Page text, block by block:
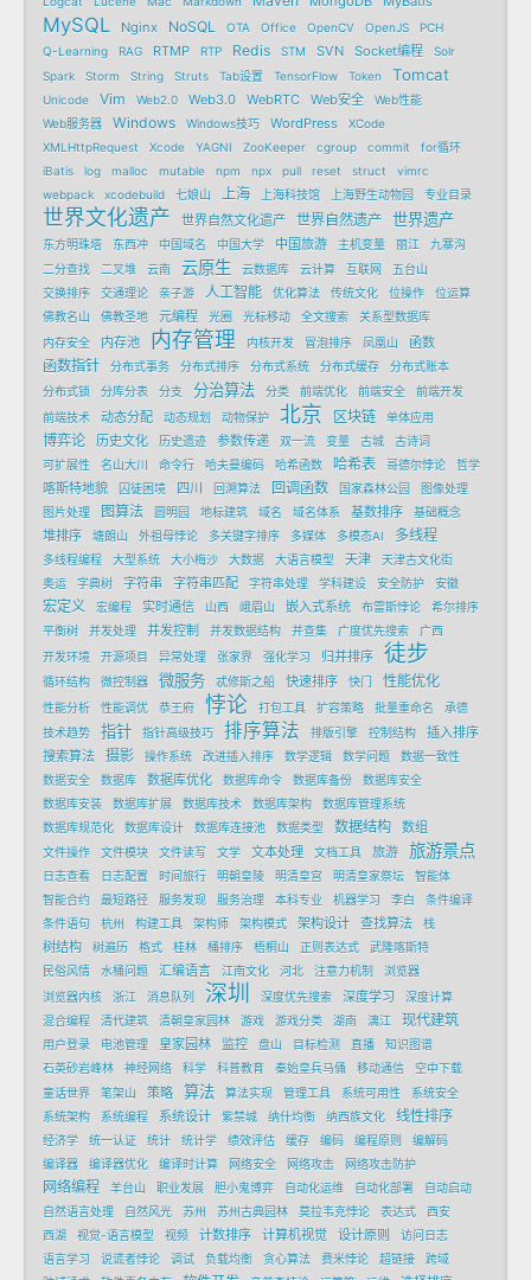
MySQL Nginx NoSQL OTA Office OpenCV OpenJS
PCH
Q-Learning
RAG RTMP RTP Redis STM SVN Socket编程
Solr
Spark
Storm String Struts Tab设置 TensorFlow Token Tomcat
Unicode Vim Web2.0 Web3.0 WebRTC Web安全
Web性能
Web服务器
Windows Windows技巧 WordPress
XCode
XMLHttpRequest
Xcode YAGNI ZooKeeper cgroup commit
for循环
iBatis
log malloc mutable npm npx pull reset struct
vimrc
webpack
xcodebuild 七娘山 上海 上海科技馆 上海野生动物园 专业目录
世界文化遗产 世界自然文化遗产 世界自然遗产 世界遗产
东方明珠塔 东西冲 中国域名 中国大学 中国旅游 主机变量 丽江
九寨沟
二分查找
二叉堆 云南 云原生 云数据库 云计算 互联网
五台山
交换排序
交通理论 亲子游 人工智能 优化算法 传统文化 位操作
位运算
佛教名山
佛教圣地 元编程 光圈 光标移动 全文搜索
关系型数据库
内存安全
内存池 内存管理 内核开发 冒泡排序 凤凰山 函数
函数指针 分布式事务 分布式排序 分布式系统 分布式缓存
分布式账本
分布式锁
分库分表 分支 分治算法 分类 前端优化 前端安全
前端开发
前端技术
动态分配 动态规划 动物保护 北京 区块链 单体应用
博弈论 历史文化 历史遗迹 参数传递 双一流 变量 古城
古诗词
可扩展性
名山大川 命令行 哈夫曼编码 哈希函数 哈希表 哥德尔悖论 哲学
喀斯特地貌 囚徒困境 四川 回溯算法 回调函数 国家森林公园
图像处理
图片处理
图算法 圆明园 地标建筑 域名 域名体系 基数排序 基础概念
堆排序 塘朗山 外祖母悖论 多关键字排序 多媒体 多模态AI 多线程
多线程编程 大型系统 大小梅沙 大数据 大语言模型 天津
天津古文化街
奥运
字典树 字符串 字符串匹配 字符串处理 学科建设 安全防护 安徽
宏定义 宏编程 实时通信 山西 峨眉山 嵌入式系统 布雷斯悖论
希尔排序
平衡树
并发处理 并发控制 并发数据结构 并查集 广度优先搜索
广西
开发环境
开源项目 异常处理 张家界 强化学习 归并排序 徒步
循环结构 微控制器 微服务 忒修斯之船 快速排序 快门 性能优化
性能分析 性能调优 恭王府 悖论 打包工具 扩容策略 批量重命名
承德
技术趋势
指针 指针高级技巧 排序算法 排版引擎 控制结构
插入排序
搜索算法
摄影 操作系统 改进插入排序 数学逻辑 数学问题
数据一致性
数据安全
数据库 数据库优化 数据库命令 数据库备份
数据库安全
数据库安装
数据库扩展 数据库技术 数据库架构
数据库管理系统
数据库规范化
数据库设计 数据库连接池 数据类型 数据结构 数组
文件操作 文件模块 文件读写 文学 文本处理 文档工具 旅游 旅游景点
日志查看 日志配置 时间旅行 明朝皇陵 明清皇宫 明清皇家祭坛
智能体
智能合约
最短路径 服务发现 服务治理 本科专业 机器学习 李白
条件编译
条件语句
杭州 构建工具 架构师 架构模式 架构设计 查找算法 栈
树结构 树遍历 格式 桂林 桶排序 梧桐山 正则表达式
武隆喀斯特
民俗风情
水桶问题 汇编语言 江南文化 河北 注意力机制
浏览器
浏览器内核
浙江 消息队列 深圳 深度优先搜索 深度学习
深度计算
混合编程
清代建筑 清朝皇家园林 游戏 游戏分类 湖南 漓江 现代建筑
用户登录 电池管理 皇家园林 监控 盘山 目标检测 直播
知识图谱
石英砂岩峰林
神经网络 科学 科普教育 秦始皇兵马俑 移动通信
空中下载
童话世界
笔架山 策略 算法 算法实现 管理工具 系统可用性
系统安全
系统架构
系统编程 系统设计 紫禁城 纳什均衡 纳西族文化 线性排序
经济学 统一认证 统计 统计学 绩效评估 缓存 编码 编程原则
编解码
编译器
编译器优化 编译时计算 网络安全 网络攻击 网络攻击防护
网络编程 羊台山 职业发展 胆小鬼博弈 自动化运维 自动化部署
自动启动
自然语言处理
自然风光 苏州 苏州古典园林 莫拉韦克悖论 表达式
西安
西湖
视觉-语言模型 视频 计数排序 计算机视觉 设计原则
访问日志
语言学习
说谎者悖论 调试 负载均衡 贪心算法 费米悖论 超链接
跨域